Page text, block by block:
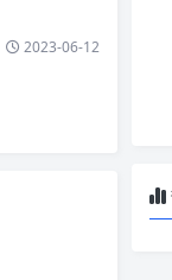
2023-06-12